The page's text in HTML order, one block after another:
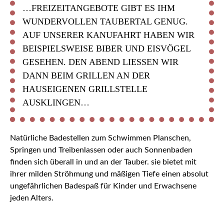
…FREIZEITANGEBOTE GIBT ES IHM
WUNDERVOLLEN TAUBERTAL GENUG.
AUF UNSERER KANUFAHRT HABEN WIR
BEISPIELSWEISE BIBER UND EISVÖGEL
GESEHEN. DEN ABEND LIESSEN WIR D
ANN BEIM GRILLEN AN DER H
AUSEIGENEN GRILLSTELLE A
USKLINGEN…
Natürliche Badestellen zum Schwimmen Planschen,
Springen und Treibenlassen oder auch Sonnenbaden
finden sich überall in und an der Tauber. sie bietet mit
ihrer milden Ströhmung und mäßigen Tiefe einen absolut
ungefährlichen Badespaß für Kinder und Erwachsene
jeden Alters.